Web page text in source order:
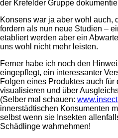
der Krefelder Gruppe
Konsens war ja aber wohl auch,
fordern als nun neue Studien –
etabliert werden aber ein
uns wohl nicht mehr leisten.
Ferner habe ich noch den
eingepflegt, ein interessanter
Folgen eines Produktes auch für
visualisieren und über
(Selber mal schauen:
innerstädtischen Konsumenten
selbst wenn sie Insekten
Schädlinge wahrnehmen!